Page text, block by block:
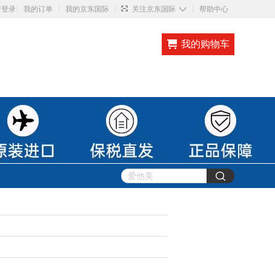
录 我的订单 我的京东国际 关注京东国际 ◇ 帮助中心
我的购物车